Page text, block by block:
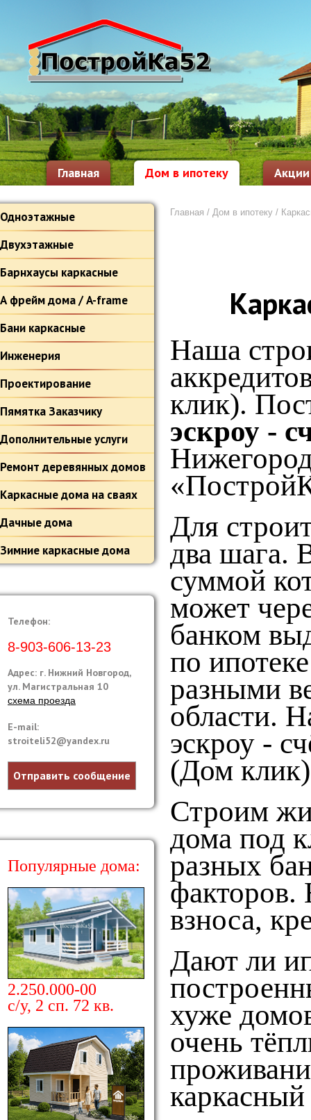
Акции
Дом в ипотеку
Главная
Главная / Дом в ипотеку /
Наша
клик).
эскроу -
Для
два шага.
суммой
может
банком
по
разными
области.
эскроу -
(Дом
Строим
дома под
разных
факторов.
взноса,
Дают ли
хуже
очень
Одноэтажные
Двухэтажные
Барнхаусы каркасные
А фрейм дома / A-frame
Бани каркасные
Инженерия
Проектирование
Пямятка Заказчику
Дополнительные услуги
Ремонт деревянных домов
Каркасные дома на сваях
Дачные дома
Зимние каркасные дома
Телефон:
8-903-606-13-23
Адрес: г. Нижний Новгород,
ул. Магистральная 10
схема проезда
E-mail:
stroiteli52@yandex.ru
Отправить сообщение
Популярные дома:
2.250.000-00
с/у, 2 сп. 72 кв.